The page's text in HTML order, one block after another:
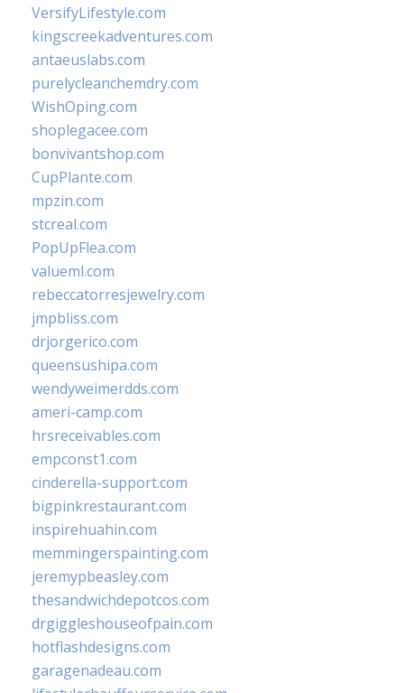
VersifyLifestyle.com
kingscreekadventures.com
antaeuslabs.com
purelycleanchemdry.com
WishOping.com
shoplegacee.com
bonvivantshop.com
CupPlante.com
mpzin.com
stcreal.com
PopUpFlea.com
valueml.com
rebeccatorresjewelry.com
jmpbliss.com
drjorgerico.com
queensushipa.com
wendyweimerdds.com
ameri-camp.com
hrsreceivables.com
empconst1.com
cinderella-support.com
bigpinkrestaurant.com
inspirehuahin.com
memmingerspainting.com
jeremypbeasley.com
thesandwichdepotcos.com
drgiggleshouseofpain.com
hotflashdesigns.com
garagenadeau.com